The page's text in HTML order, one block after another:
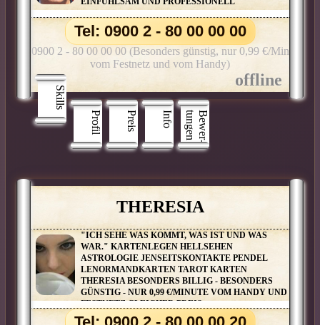
Skills
Profil
Preis Info B
e
w
e
r
­
t
u
n
g
e
n
Tel: 0900 2 - 80 00 00 00
0900 2 - 80 00 00 00 (Besonders günstig, nur 0,99 €/Min
vom Festnetz und vom Handy)
THERESIA
"ICH SEHE WAS KOMMT, WAS IST UND WAS
WAR." KARTENLEGEN HELLSEHEN
ASTROLOGIE JENSEITSKONTAKTE PENDEL
LENORMANDKARTEN TAROT KARTEN
THERESIA BESONDERS BILLIG - BESONDERS
GÜNSTIG - NUR 0,99 €/MINUTE VOM HANDY UND
FESTNETZ GLEICHER PREIS